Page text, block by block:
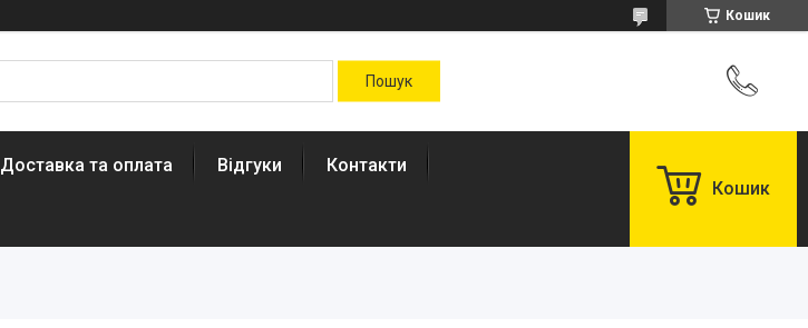
Кошик
Доставка та оплата Відгуки Контакти
Кошик